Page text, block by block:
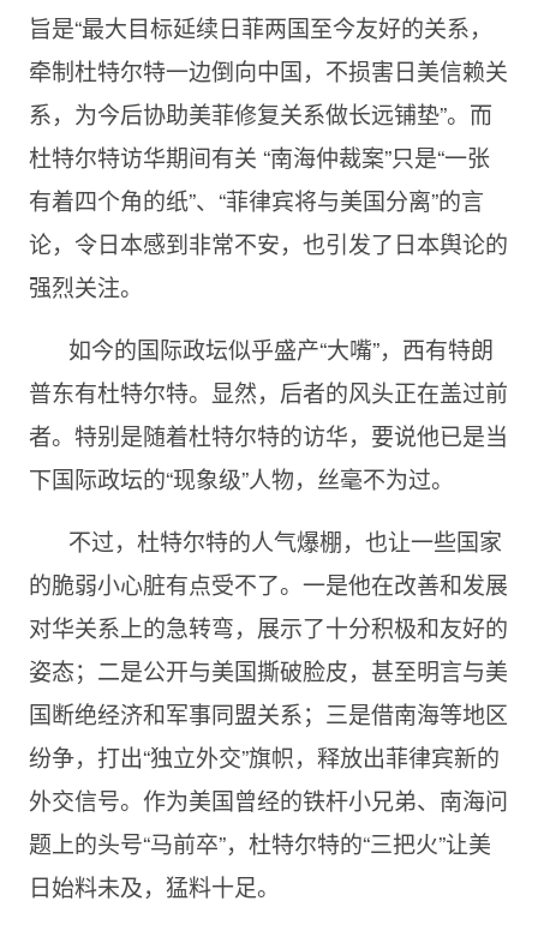
旨是“最大目标延续日菲两国至今友好的关系，
牵制杜特尔特一边倒向中国，不损害日美信赖关
系，为今后协助美菲修复关系做长远铺垫”。而
杜特尔特访华期间有关 “南海仲裁案”只是“一张
有着四个角的纸”、“菲律宾将与美国分离”的言
论，令日本感到非常不安，也引发了日本舆论的
强烈关注。
如今的国际政坛似乎盛产“大嘴”，西有特朗
普东有杜特尔特。显然，后者的风头正在盖过前
者。特别是随着杜特尔特的访华，要说他已是当
下国际政坛的“现象级”人物，丝毫不为过。
不过，杜特尔特的人气爆棚，也让一些国家
的脆弱小心脏有点受不了。一是他在改善和发展
对华关系上的急转弯，展示了十分积极和友好的
姿态；二是公开与美国撕破脸皮，甚至明言与美
国断绝经济和军事同盟关系；三是借南海等地区
纷争，打出“独立外交”旗帜，释放出菲律宾新的
外交信号。作为美国曾经的铁杆小兄弟、南海问
题上的头号“马前卒”，杜特尔特的“三把火”让美
日始料未及，猛料十足。